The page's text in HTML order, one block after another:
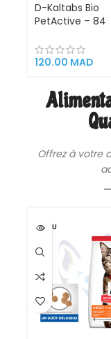
D-Kaltabs Bio
PetActive – 84
Vitamine D3 pour
Chats et Chiens |
Lactation, Os &
Articulations
120.00 MAD
Offrez à votre
VENDU